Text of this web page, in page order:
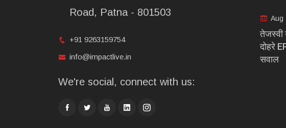
Road, Patna - 801503
+91 9263159754
info@impactlive.in
We're social, connect with us:
Aug
तेजस्वी
दोहरे
सवाल